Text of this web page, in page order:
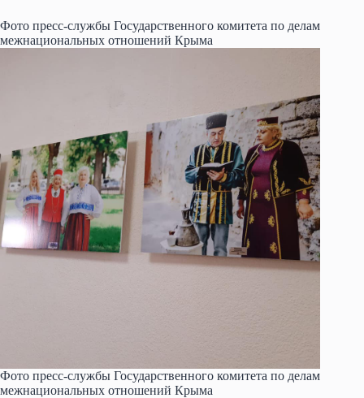
Фото пресс-службы Государственного комитета по делам
межнациональных отношений Крыма
Фото пресс-службы Государственного комитета по делам
межнациональных отношений Крыма